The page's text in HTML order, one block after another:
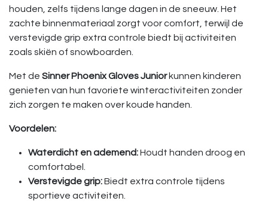
houden, zelfs tijdens lange dagen in de sneeuw. Het
zachte binnenmateriaal zorgt voor comfort, terwijl de
verstevigde grip extra controle biedt bij activiteiten
zoals skiën of snowboarden.
Met de Sinner Phoenix Gloves Juniorkunnen kinderen
genieten van hun favoriete winteractiviteiten zonder
zich zorgen te maken over koude handen.
Voordelen:
Waterdicht en ademend:Houdt handen droog en
comfortabel.
Verstevigde grip:Biedt extra controle tijdens
sportieve activiteiten.